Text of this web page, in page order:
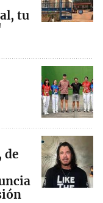
tu
de